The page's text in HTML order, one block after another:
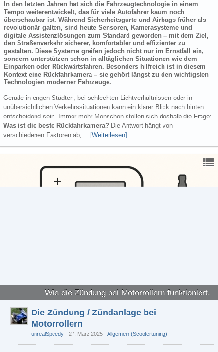
In den letzten Jahren hat sich die Fahrzeugtechnologie in einem
Tempo weiterentwickelt, das für viele Autofahrer kaum noch
überschaubar ist. Während Sicherheitsgurte und Airbags früher als
revolutionär galten, sind heute Sensoren, Kamerasysteme und
digitale Assistenzlösungen zum Standard geworden – mit dem Ziel,
den Straßenverkehr sicherer, komfortabler und effizienter zu
gestalten. Diese Systeme greifen jedoch nicht nur im Ernstfall ein,
sondern unterstützen schon in alltäglichen Situationen wie dem
Einparken oder Rückwärtsfahren. Besonders hilfreich ist in diesem
Kontext eine Rückfahrkamera – sie gehört längst zu den wichtigsten
Technologien moderner Fahrzeuge.
Gerade in engen Städten, bei schlechten Lichtverhältnissen oder in
unübersichtlichen Verkehrssituationen kann ein klarer Blick nach hinten
entscheidend sein. Immer mehr Menschen stellen sich deshalb die Frage:
Was ist die beste Rückfahrkamera? Die Antwort hängt von
verschiedenen Faktoren ab,… [Weiterlesen]
Wie die Zündung bei Motorrollern funktioniert.
Die Zündung / Zündanlage bei
Motorrollern
unrealSpeedy 27. März 2025 - Allgemein (Scootertuning)